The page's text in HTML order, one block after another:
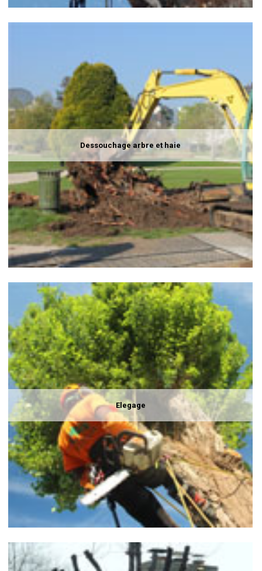
Dessouchage arbre et haie
Elegage